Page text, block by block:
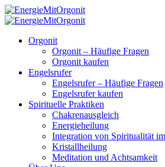
Skip
to
Primary
Orgonit
Orgonit – Häufige Fragen
Orgonit kaufen
Engelsrufer
Engelsrufer – Häufige Fragen
Engelsrufer kaufen
Spirituelle Praktiken
Chakrenausgleich
Energieheilung
Integration von Spiritualität
Kristallheilung
Meditation und Achtsamkeit